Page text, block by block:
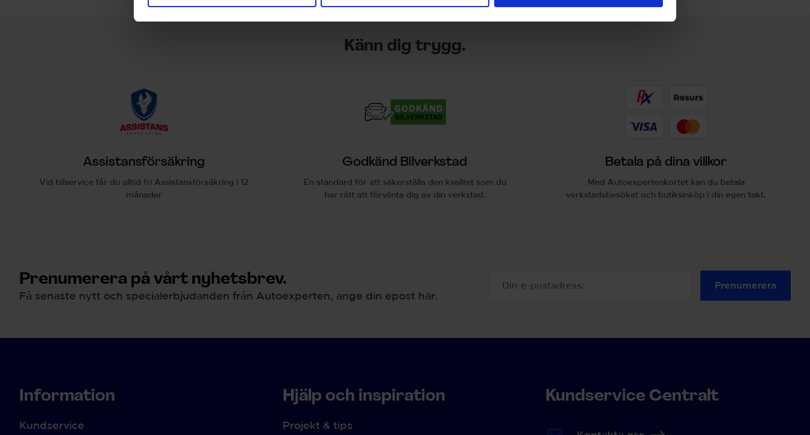
Känn dig trygg.
Assistansförsäkring
Vid bilservice får du alltid fri Assistansförsäkring i 12
månader
Godkänd Bilverkstad
En standard för att säkerställa den kvalitet som du
har rätt att förvänta dig av din verkstad.
Betala på dina villkor
Med Autoexpertenkortet kan du betala
verkstadsbesöket och butiksinköp i din egen takt.
Prenumerera på vårt nyhetsbrev.
Få senaste nytt och specialerbjudanden från Autoexperten, ange din epost här.
Prenumerera
Information
Kundservice
Hjälp och inspiration
Projekt & tips
Kundservice Centralt